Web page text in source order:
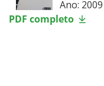
Ano:
PDF completo